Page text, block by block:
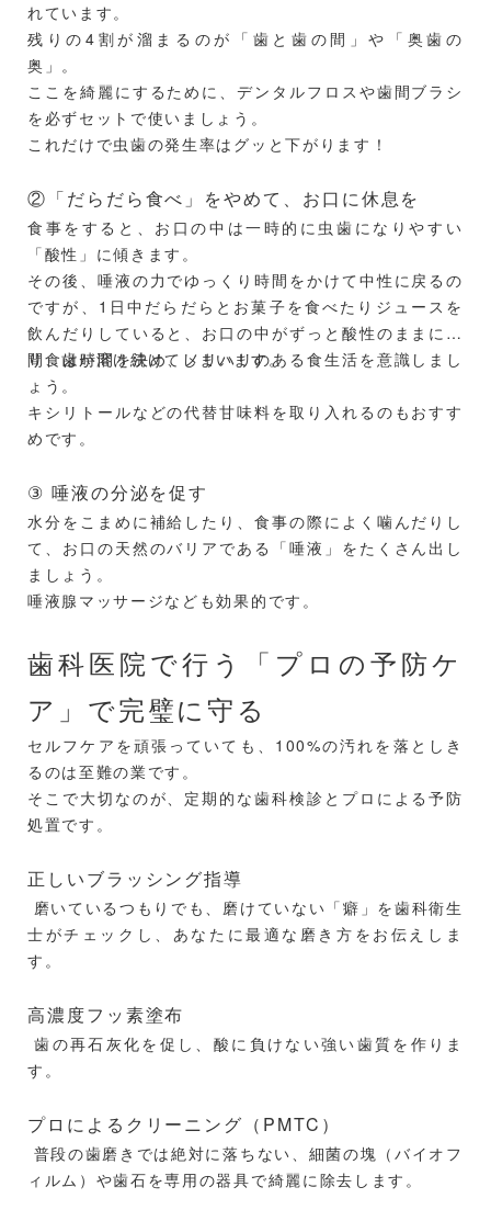
れています。
残りの4割が溜まるのが「歯と歯の間」や「奥歯の
奥」。
ここを綺麗にするために、デンタルフロスや歯間ブラシ
を必ずセットで使いましょう。
これだけで虫歯の発生率はグッと下がります！
②「だらだら食べ」をやめて、お口に休息を
食事をすると、お口の中は一時的に虫歯になりやすい
「酸性」に傾きます。
その後、唾液の力でゆっくり時間をかけて中性に戻るの
ですが、1日中だらだらとお菓子を食べたりジュースを
飲んだりしていると、お口の中がずっと酸性のままにな
り、歯が溶け続けてしまいます。
間食は時間を決め、メリハリのある食生活を意識しまし
ょう。
キシリトールなどの代替甘味料を取り入れるのもおすす
めです。
③ 唾液の分泌を促す
水分をこまめに補給したり、食事の際によく噛んだりし
て、お口の天然のバリアである「唾液」をたくさん出し
ましょう。
唾液腺マッサージなども効果的です。
歯科医院で行う「プロの予防ケ
ア」で完璧に守る
セルフケアを頑張っていても、100%の汚れを落としき
るのは至難の業です。
そこで大切なのが、定期的な歯科検診とプロによる予防
処置です。
正しいブラッシング指導
磨いているつもりでも、磨けていない「癖」を歯科衛生
士がチェックし、あなたに最適な磨き方をお伝えしま
す。
高濃度フッ素塗布
歯の再石灰化を促し、酸に負けない強い歯質を作りま
す。
プロによるクリーニング（PMTC）
普段の歯磨きでは絶対に落ちない、細菌の塊（バイオフ
ィルム）や歯石を専用の器具で綺麗に除去します。